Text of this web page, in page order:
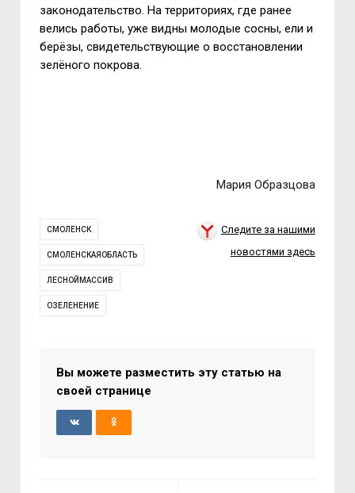
законодательство. На территориях, где ранее
велись работы, уже видны молодые сосны, ели и
берёзы, свидетельствующие о восстановлении
зелёного покрова.
Мария Образцова
СМОЛЕНСК
СМОЛЕНСКАЯОБЛАСТЬ
ЛЕСНОЙМАССИВ
ОЗЕЛЕНЕНИЕ
Следите за нашими
новостями здесь
Вы можете разместить эту статью на
своей странице